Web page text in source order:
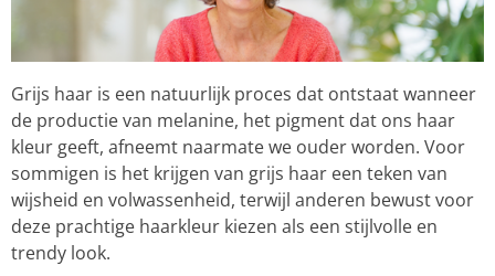
Grijs haar is een natuurlijk proces dat ontstaat wanneer
de productie van melanine, het pigment dat ons haar
kleur geeft, afneemt naarmate we ouder worden. Voor
sommigen is het krijgen van grijs haar een teken van
wijsheid en volwassenheid, terwijl anderen bewust voor
deze prachtige haarkleur kiezen als een stijlvolle en
trendy look.